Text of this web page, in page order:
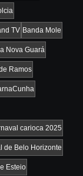
TV Banda Mole
Nova Guará
Ramos
carioca 2025
de Belo Horizonte
Esteio